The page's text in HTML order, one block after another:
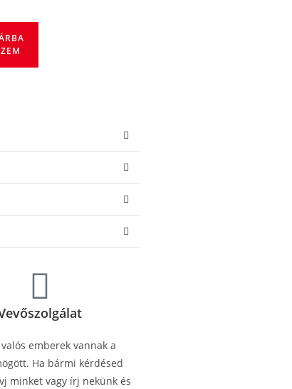
emberek vannak a
Ha bármi kérdésed
minket vagy írj nekünk és